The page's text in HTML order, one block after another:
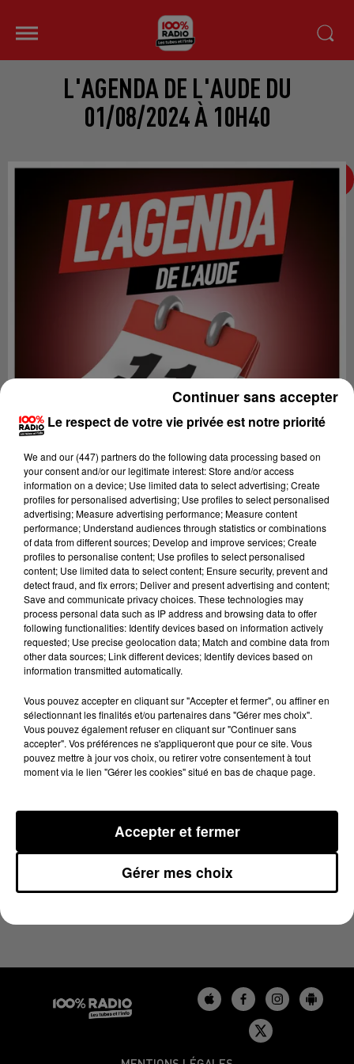
L'AGENDA DE L'AUDE DU
01/08/2024 À 10H40
Lecture (1 min 9 sec)
100%
1er août 2024 - 1 min 9 sec
L'AGENDA DE L'AUDE DU 01/08/2024 À 10H40
Le respect de votre vie privée est notre priorité
We and our (447) partnersdo the following data processing based on
your consent and/or our legitimate interest: Store and/or access
information on a device; Use limited data to select advertising; Create
profiles for personalised advertising; Use profiles to select personalised
advertising; Measure advertising performance; Measure content
performance; Understand audiences through statistics or combinations
of data from different sources; Develop and improve services; Create
profiles to personalise content; Use profiles to select personalised
content; Use limited data to select content; Ensure security, prevent and
detect fraud, and fix errors; Deliver and present advertising and content;
Save and communicate privacy choices. These technologies may
process personal data such as IP address and browsing data to offer
following functionalities: Identify devices based on information actively
requested; Use precise geolocation data; Match and combine data from
other data sources; Link different devices; Identify devices based on
information transmitted automatically.
Vous pouvez accepter en cliquant sur "Accepter et fermer", ou affiner en
sélectionnant les finalités et/ou partenaires dans "Gérer mes choix".
Vous pouvez également refuser en cliquant sur "Continuer sans
accepter". Vos préférences ne s'appliqueront que pour ce site. Vous
pouvez mettre à jour vos choix, ou retirer votre consentement à tout
moment via le lien "Gérer les cookies" situé en bas de chaque page.
Gérer mes choix
Accepter et fermer
Continuer sans accepter